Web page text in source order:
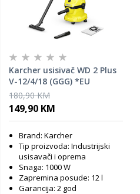
Karcher usisivač WD 2 Plus
V-12/4/18 (GGG) *EU
180,90 KM
149,90 KM
Brand: Karcher
Tip proizvoda: Industrijski
usisavači i oprema
Snaga: 1000 W
Zapremina posude: 12 l
Garancija: 2 god